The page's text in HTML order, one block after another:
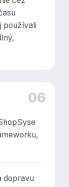
používali
06
dopravu